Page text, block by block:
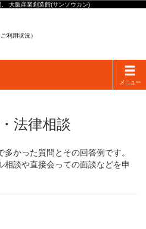
大阪産業創造館(サンソウカン)
利用状況）
Toggle
メニュー
法律相談
かった質問とその回答例です。
談や直接会っての面談などを申